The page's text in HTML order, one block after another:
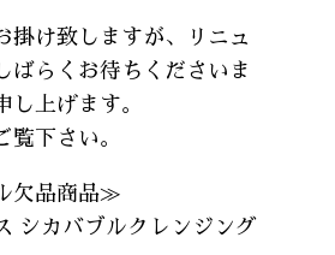
掛け致しますが、リニュ
ばらくお待ちくださいま
し上げます。
覧下さい。
欠品商品≫
シカバブルクレンジング